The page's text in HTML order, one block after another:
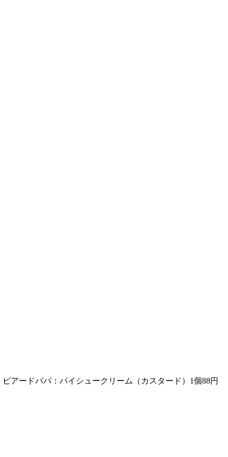
ビアードパパ：パイシュークリーム（カスタード）1個88円